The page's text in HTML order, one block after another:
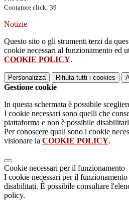
Contatore click: 39
Notizie
Questo sito o gli strumenti terzi da
cookie necessari al funzionamento ed
COOKIE POLICY.
Personalizza Rifiuta tutti i cookies
Gestione cookie
In questa schermata è possibile
I cookie necessari sono quelli che
piattaforma e non è possibile
Per conoscere quali sono i cookie
visionare la COOKIE POLICY.
Cookie necessari per il funzionamento
I cookie necessari per il funzionamento
disabilitati. È possibile consultare
policy.